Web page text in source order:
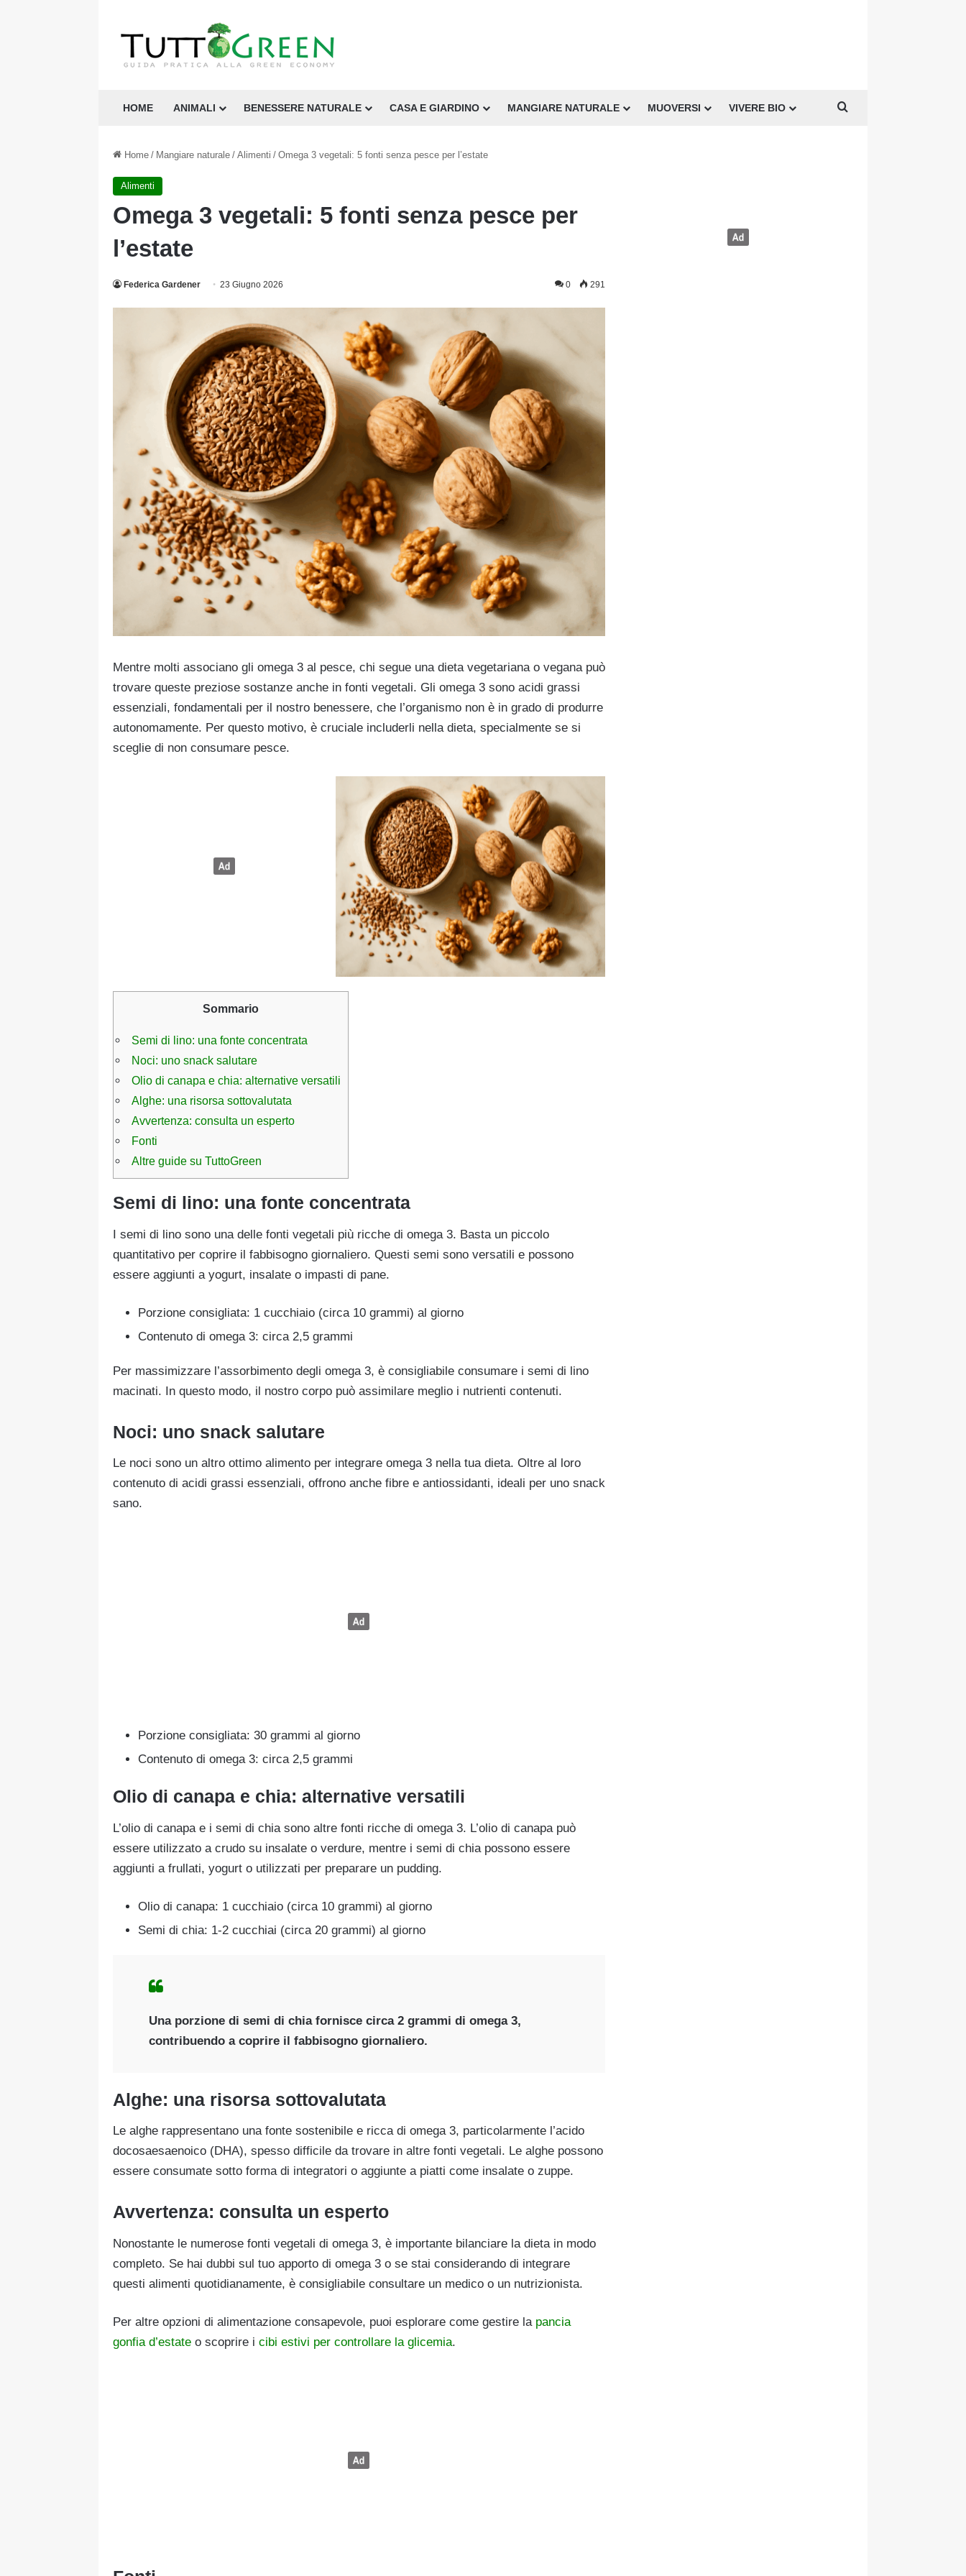
HOME ANIMALI BENESSERE NATURALE CASA E GIARDINO MANGIARE NATURALE MUOVERSI VIVERE BIO
Home / Mangiare naturale / Alimenti / Omega 3 vegetali: 5 fonti senza pesce per l’estate
Alimenti
Omega 3 vegetali: 5 fonti senza pesce per
l’estate
Federica Gardener 23 Giugno 2026 0 291
Mentre molti associano gli omega 3 al pesce, chi segue una dieta vegetariana o vegana può
trovare queste preziose sostanze anche in fonti vegetali. Gli omega 3 sono acidi grassi
essenziali, fondamentali per il nostro benessere, che l’organismo non è in grado di produrre
autonomamente. Per questo motivo, è cruciale includerli nella dieta, specialmente se si
sceglie di non consumare pesce.
Sommario
Semi di lino: una fonte concentrata
Noci: uno snack salutare
Olio di canapa e chia: alternative versatili
Alghe: una risorsa sottovalutata
Avvertenza: consulta un esperto
Fonti
Altre guide su TuttoGreen
Semi di lino: una fonte concentrata
I semi di lino sono una delle fonti vegetali più ricche di omega 3. Basta un piccolo
quantitativo per coprire il fabbisogno giornaliero. Questi semi sono versatili e possono
essere aggiunti a yogurt, insalate o impasti di pane.
Porzione consigliata: 1 cucchiaio (circa 10 grammi) al giorno
Contenuto di omega 3: circa 2,5 grammi
Per massimizzare l’assorbimento degli omega 3, è consigliabile consumare i semi di lino
macinati. In questo modo, il nostro corpo può assimilare meglio i nutrienti contenuti.
Noci: uno snack salutare
Le noci sono un altro ottimo alimento per integrare omega 3 nella tua dieta. Oltre al loro
contenuto di acidi grassi essenziali, offrono anche fibre e antiossidanti, ideali per uno snack
sano.
Porzione consigliata: 30 grammi al giorno
Contenuto di omega 3: circa 2,5 grammi
Olio di canapa e chia: alternative versatili
L’olio di canapa e i semi di chia sono altre fonti ricche di omega 3. L’olio di canapa può
essere utilizzato a crudo su insalate o verdure, mentre i semi di chia possono essere
aggiunti a frullati, yogurt o utilizzati per preparare un pudding.
Olio di canapa: 1 cucchiaio (circa 10 grammi) al giorno
Semi di chia: 1-2 cucchiai (circa 20 grammi) al giorno
Una porzione di semi di chia fornisce circa 2 grammi di omega 3,
contribuendo a coprire il fabbisogno giornaliero.
Alghe: una risorsa sottovalutata
Le alghe rappresentano una fonte sostenibile e ricca di omega 3, particolarmente l’acido
docosaesaenoico (DHA), spesso difficile da trovare in altre fonti vegetali. Le alghe possono
essere consumate sotto forma di integratori o aggiunte a piatti come insalate o zuppe.
Avvertenza: consulta un esperto
Nonostante le numerose fonti vegetali di omega 3, è importante bilanciare la dieta in modo
completo. Se hai dubbi sul tuo apporto di omega 3 o se stai considerando di integrare
questi alimenti quotidianamente, è consigliabile consultare un medico o un nutrizionista.
Per altre opzioni di alimentazione consapevole, puoi esplorare come gestire la pancia
gonfia d’estate o scoprire i cibi estivi per controllare la glicemia.